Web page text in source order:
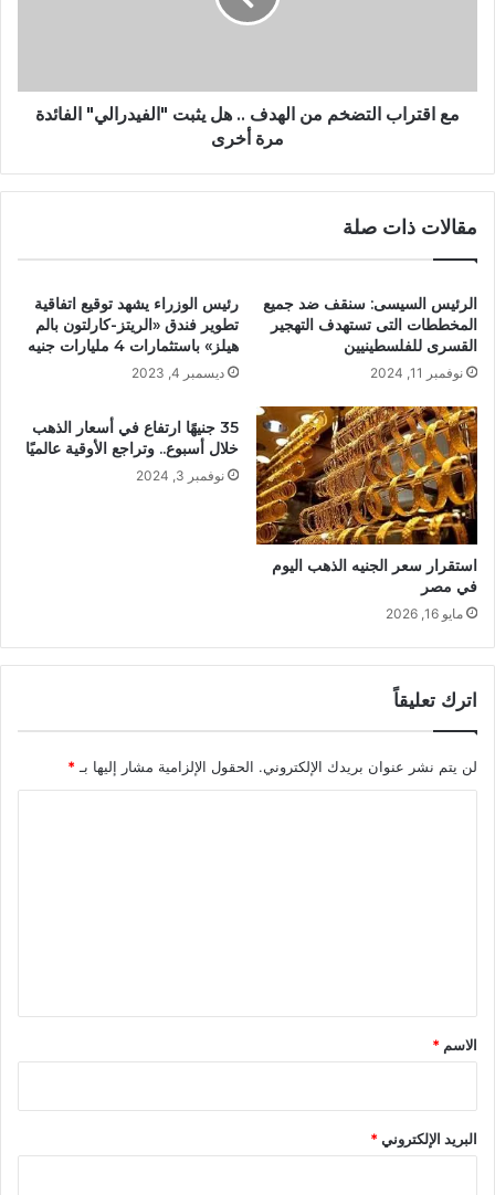
مع اقتراب التضخم من الهدف .. هل يثبت "الفيدرالي" الفائدة
مرة أخرى
مقالات ذات صلة
الرئيس السيسى: سنقف ضد جميع
المخططات التى تستهدف التهجير
القسرى للفلسطينيين
نوفمبر 11, 2024
رئيس الوزراء يشهد توقيع اتفاقية
تطوير فندق «الريتز-كارلتون بالم
هيلز» باستثمارات 4 مليارات جنيه
ديسمبر 4, 2023
استقرار سعر الجنيه الذهب اليوم
في مصر
مايو 16, 2026
35 جنيهًا ارتفاع في أسعار الذهب
خلال أسبوع.. وتراجع الأوقية عالميًا
نوفمبر 3, 2024
اترك تعليقاً
لن يتم نشر عنوان بريدك الإلكتروني. الحقول الإلزامية مشار إليها بـ *
*
الاسم *
البريد الإلكتروني*